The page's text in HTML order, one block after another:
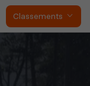
Classements